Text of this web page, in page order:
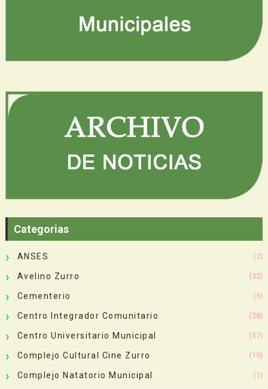
Categorias
ANSES (2)
Avelino Zurro (32)
Cementerio (5)
Centro Integrador Comunitario (28)
Centro Universitario Municipal (57)
Complejo Cultural Cine Zurro (10)
Complejo Natatorio Municipal (1)